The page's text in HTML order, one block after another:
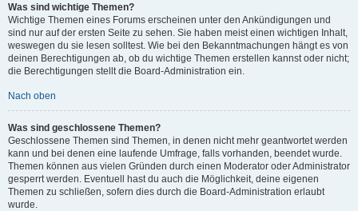
Was sind wichtige Themen?
Wichtige Themen eines Forums erscheinen unter den Ankündigungen und
sind nur auf der ersten Seite zu sehen. Sie haben meist einen wichtigen Inhalt,
weswegen du sie lesen solltest. Wie bei den Bekanntmachungen hängt es von
deinen Berechtigungen ab, ob du wichtige Themen erstellen kannst oder nicht;
die Berechtigungen stellt die Board-Administration ein.
Nach oben
Was sind geschlossene Themen?
Geschlossene Themen sind Themen, in denen nicht mehr geantwortet werden
kann und bei denen eine laufende Umfrage, falls vorhanden, beendet wurde.
Themen können aus vielen Gründen durch einen Moderator oder Administrator
gesperrt werden. Eventuell hast du auch die Möglichkeit, deine eigenen
Themen zu schließen, sofern dies durch die Board-Administration erlaubt
wurde.